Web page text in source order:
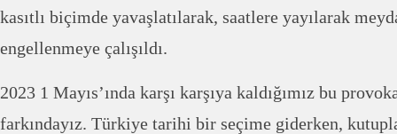
kasıtlı biçimde yavaşlatılarak, saatlere yayılarak
engellenmeye çalışıldı.
2023 1 Mayıs’ında karşı karşıya kaldığımız bu
farkındayız. Türkiye tarihi bir seçime giderken,